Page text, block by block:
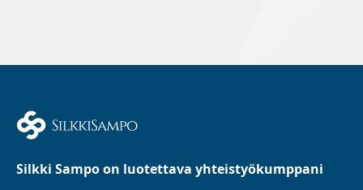
Silkki Sampo on luotettava yhteistyökumppani